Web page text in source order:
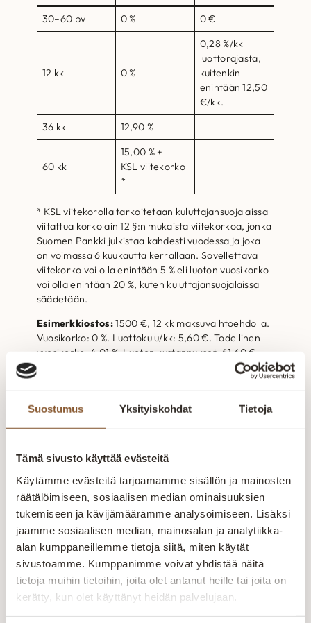
Suostumus Yksityiskohdat Tietoja
Tämä sivusto käyttää evästeitä
Käytämme evästeitä tarjoamamme sisällön ja mainosten
räätälöimiseen, sosiaalisen median ominaisuuksien
tukemiseen ja kävijämäärämme analysoimiseen. Lisäksi
jaamme sosiaalisen median, mainosalan ja analytiikka-
alan kumppaneillemme tietoja siitä, miten käytät
sivustoamme. Kumppanimme voivat yhdistää näitä
tietoja muihin tietoihin, joita olet antanut heille tai joita on
kerätty, kun olet käyttänyt heidän palvelujaan.
30–60 pv 0 % 0 €
12 kk 0 %
0,28 %/kk
luottorajasta,
kuitenkin
enintään 12,50
€/kk.
36 kk
12,90 %
60 kk
15,00 % +
KSL viitekorko
*
* KSL viitekorolla tarkoitetaan kuluttajansuojalaissa
viitattua korkolain 12 §:n mukaista viitekorkoa, jonka
Suomen Pankki julkistaa kahdesti vuodessa ja joka
on voimassa 6 kuukautta kerrallaan. Sovellettava
viitekorko voi olla enintään 5 % eli luoton vuosikorko
voi olla enintään 20 %, kuten kuluttajansuojalaissa
säädetään.
Esimerkkiostos:1500 €, 12 kk maksuvaihtoehdolla.
Vuosikorko: 0 %. Luottokulu/kk: 5,60 €. Todellinen
vuosikorko: 4,01 %. Luoton kustannukset: 61,60 €.
Maksettava yhteensä: 1562 €. Osamaksuerä/kk:
130,60 €, 12 erää. Luottokulu on 0,28 %/kk sovitusta
Luottokulu veloitetaan kuukausilaskuilla. Aitokaluste
12 on jatkuva luotto, jonka minimiluottoraja on 2000
alempi todellinen vuosikorko. Luotto ei ole käytössä
Suomen sivuliike.
Nyt jopa 36 kuukautta korotonta maksuaikaa!
MAKSUVAIHT
OEHTO
VUOSIKORKO
LUOTTOKULU
/KK